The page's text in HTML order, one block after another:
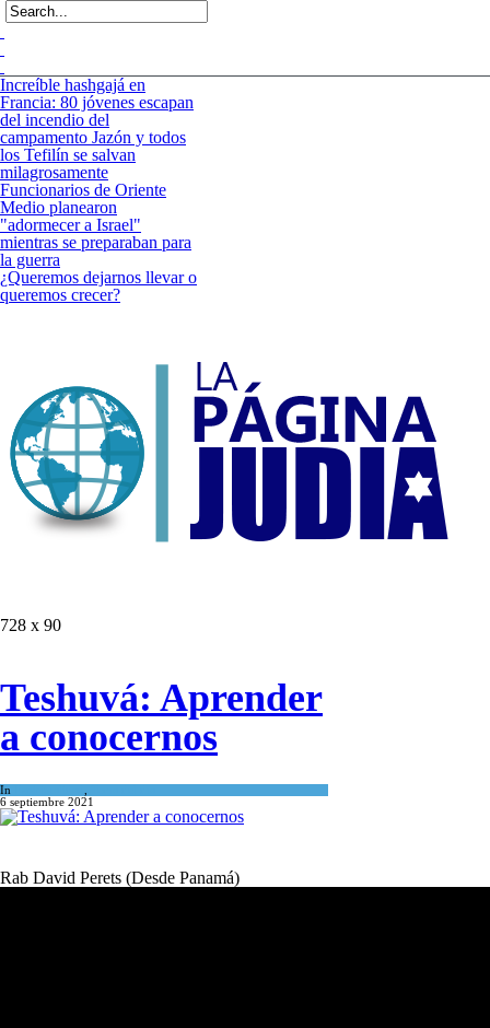
Increíble hashgajá en
Francia: 80 jóvenes escapan
del incendio del
campamento Jazón y todos
los Tefilín se salvan
milagrosamente
Funcionarios de Oriente
Medio planearon
"adormecer a Israel"
mientras se preparaban para
la guerra
¿Queremos dejarnos llevar o
queremos crecer?
728 x 90
Teshuvá: Aprender
a conocernos
In
6 septiembre 2021
Rab David Perets (Desde Panamá)